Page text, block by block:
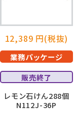
12,389 円(税抜)
業務パッケージ
販売終了
レモン石けん288個
N112J-36P